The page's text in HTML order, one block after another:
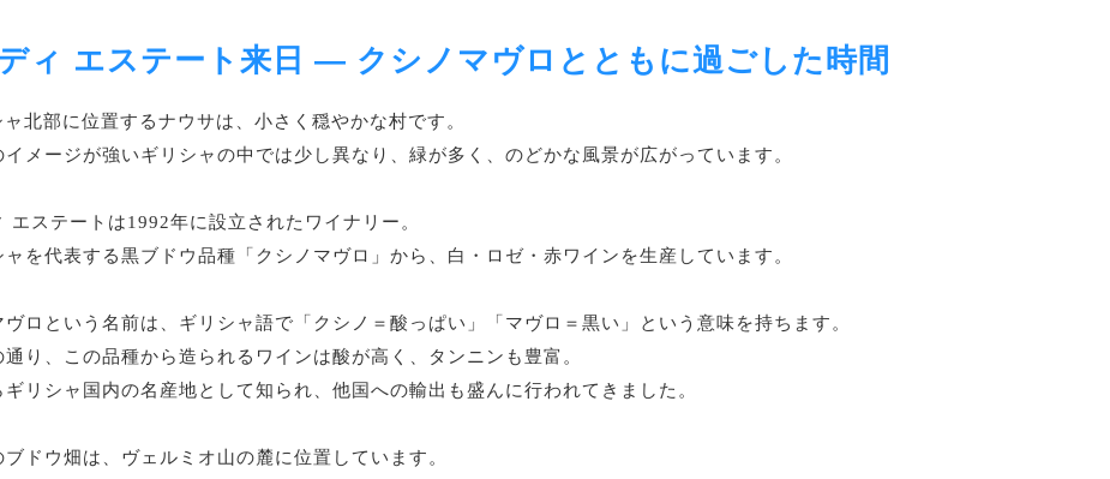
ィ エステート来日 ― クシノマヴロとともに過ごした時間
ャ北部に位置するナウサは、小さく穏やかな村です。
イメージが強いギリシャの中では少し異なり、緑が多く、のどかな風景が広がっています。
エステートは1992年に設立されたワイナリー。
ャを代表する黒ブドウ品種「クシノマヴロ」から、白・ロゼ・赤ワインを生産しています。
ヴロという名前は、ギリシャ語で「クシノ＝酸っぱい」「マヴロ＝黒い」という意味を持ちます。
通り、この品種から造られるワインは酸が高く、タンニンも豊富。
ギリシャ国内の名産地として知られ、他国への輸出も盛んに行われてきました。
ブドウ畑は、ヴェルミオ山の麓に位置しています。